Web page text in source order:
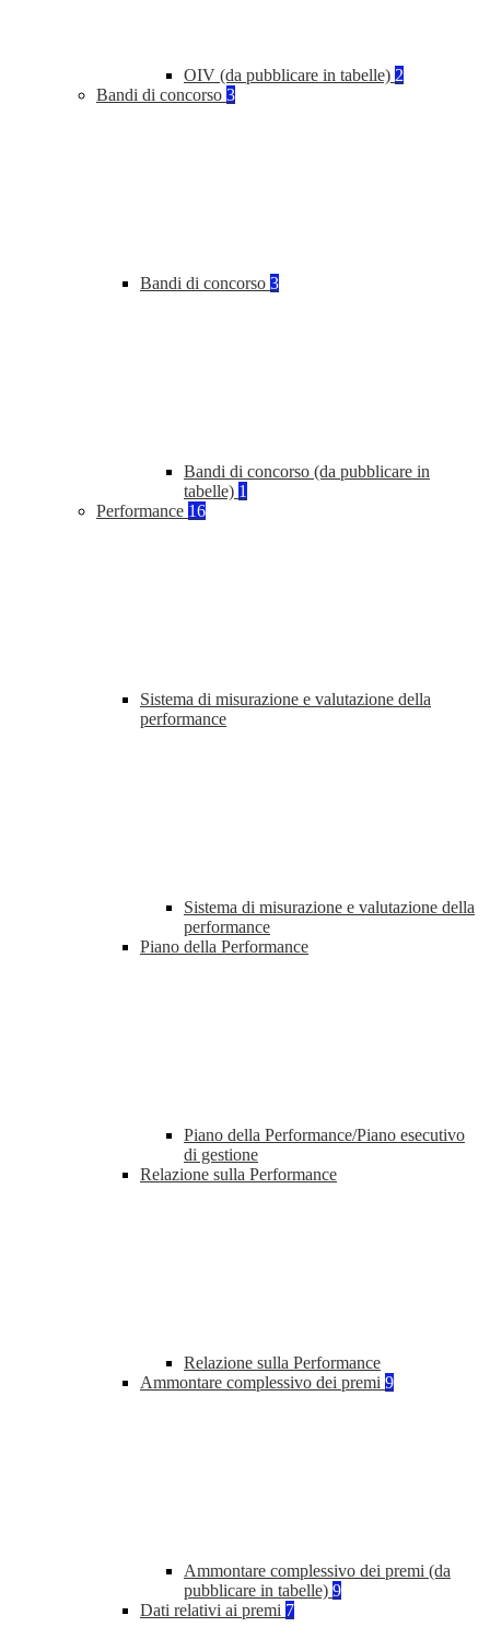
OIV (da pubblicare in tabelle) 2
Bandi di concorso 3
Bandi di concorso 3
Bandi di concorso (da pubblicare in
tabelle) 1
Performance 16
Sistema di misurazione e valutazione della
performance
Sistema di misurazione e valutazione della
performance
Piano della Performance
Piano della Performance/Piano esecutivo
di gestione
Relazione sulla Performance
Relazione sulla Performance
Ammontare complessivo dei premi 9
Ammontare complessivo dei premi (da
pubblicare in tabelle) 9
Dati relativi ai premi 7